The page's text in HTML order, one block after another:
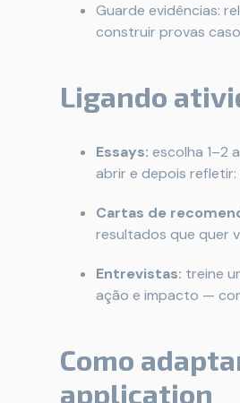
Guarde evidências:
construir provas
Ligando
Essays: escolha 1–2
abrir e depois
Cartas de
resultados que quer
Entrevistas: treine
ação e impacto —
Como
application